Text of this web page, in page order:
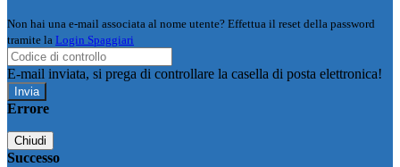
Non hai una e-mail associata al nome utente? Effettua il reset della password
tramite la Login Spaggiari
E-mail inviata, si prega di controllare la casella di posta elettronica!
Errore
Chiudi
Successo